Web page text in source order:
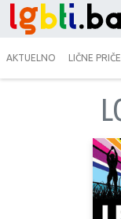
AKTUELNO LIČNE PRIČE